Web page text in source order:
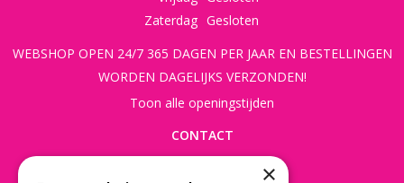
Zaterdag Gesloten
WEBSHOP OPEN 24/7 365 DAGEN PER JAAR EN BESTELLINGEN
WORDEN DAGELIJKS VERZONDEN!
Toon alle openingstijden
CONTACT
×